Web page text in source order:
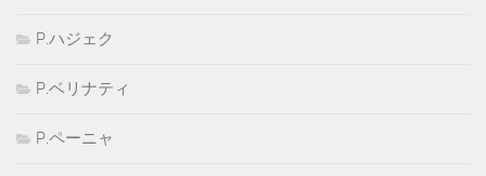
P.ハジェク
P.ベリナティ
P.ペーニャ